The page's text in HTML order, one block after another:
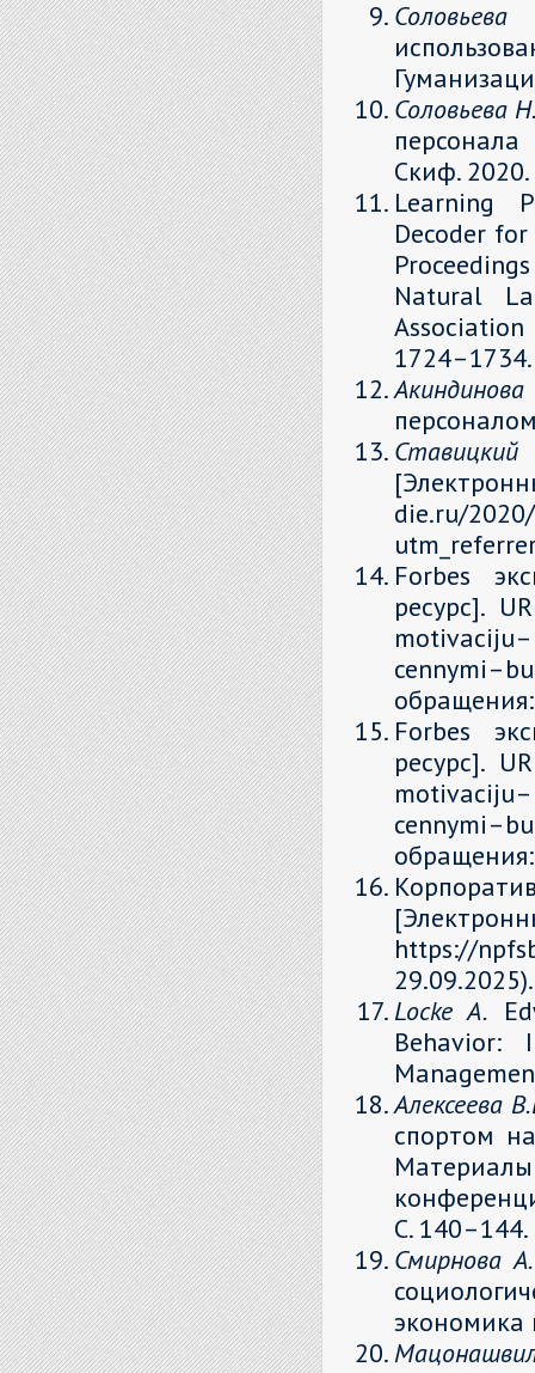
Соловьева
Скиф.
Learning
Decoder
Natural
1724–1734.
die.ru/
Forbes
ресурс].
Forbes
ресурс].
https://
29.09.2025).
Locke A.
Behavior:
Алексеева
спортом
С. 140–144.
Смирнова
экономика